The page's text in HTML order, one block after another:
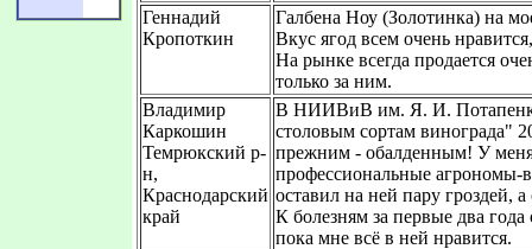
Геннадий
Кропоткин
Галбена Ноу (Золотинка) на
Вкус ягод всем очень
На рынке всегда продается
только за ним.
Владимир
Каркошин
Темрюкский р-
н,
Краснодарский
край
В НИИВиВ им. Я. И. Потапенко
столовым сортам винограда"
прежним - обалденным! У меня
профессиональные агрономы-
оставил на ней пару гроздей,
К болезням за первые два
пока мне всё в ней нравится.